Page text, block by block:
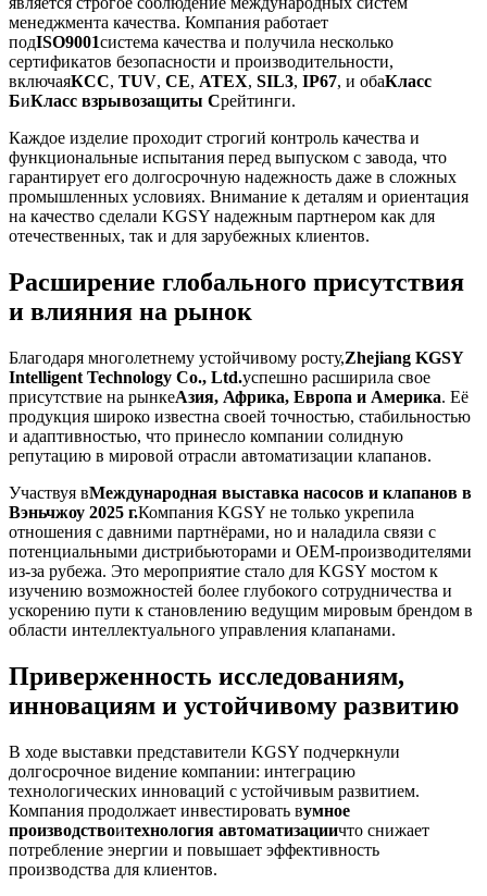
менеджмента качества. Компания работает
подISO9001система качества и получила несколько
сертификатов безопасности и производительности,
включаяКСС, TUV, CE, АТЕХ, SIL3, IP67, и обаКласс
БиКласс взрывозащиты Cрейтинги.
Каждое изделие проходит строгий контроль качества и
функциональные испытания перед выпуском с завода, что
гарантирует его долгосрочную надежность даже в сложных
промышленных условиях. Внимание к деталям и ориентация
на качество сделали KGSY надежным партнером как для
отечественных, так и для зарубежных клиентов.
Расширение глобального присутствия
и влияния на рынок
Благодаря многолетнему устойчивому росту,Zhejiang KGSY
Intelligent Technology Co., Ltd.успешно расширила свое
присутствие на рынкеАзия, Африка, Европа и Америка. Её
продукция широко известна своей точностью, стабильностью
и адаптивностью, что принесло компании солидную
репутацию в мировой отрасли автоматизации клапанов.
Участвуя вМеждународная выставка насосов и клапанов в
Вэньчжоу 2025 г.Компания KGSY не только укрепила
отношения с давними партнёрами, но и наладила связи с
потенциальными дистрибьюторами и OEM-производителями
из-за рубежа. Это мероприятие стало для KGSY мостом к
изучению возможностей более глубокого сотрудничества и
ускорению пути к становлению ведущим мировым брендом в
области интеллектуального управления клапанами.
Приверженность исследованиям,
инновациям и устойчивому развитию
В ходе выставки представители KGSY подчеркнули
долгосрочное видение компании: интеграцию
технологических инноваций с устойчивым развитием.
Компания продолжает инвестировать вумное
производствоитехнология автоматизациичто снижает
потребление энергии и повышает эффективность
производства для клиентов.